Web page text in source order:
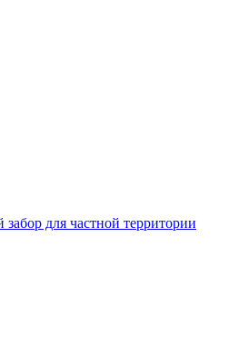
для частной территории